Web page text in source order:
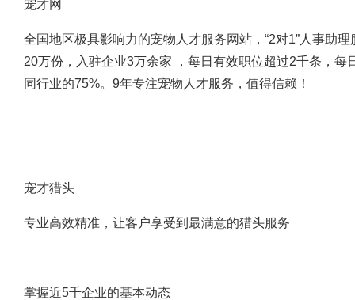
宠才网
全国地区极具影响力的宠物人才服务网站，“2对1”人事助
20万份，入驻企业3万余家 ，每日有效职位超过2千条，
同行业的75%。9年专注宠物人才服务，值得信赖！
宠才猎头
专业高效精准，让客户享受到最满意的猎头服务
掌握近5千企业的基本动态